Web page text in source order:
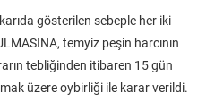
gösterilen sebeple her iki
temyiz peşin harcının
tebliğinden itibaren 15 gün
üzere oybirliği ile karar verildi.